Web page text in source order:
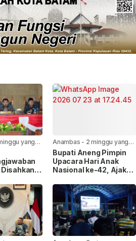
yang
Anambas - 2 minggu yang
lalu
Bupati Aneng Pimpin
Upacara Hari Anak
Nasional ke-42, Ajak
Ramah Anak